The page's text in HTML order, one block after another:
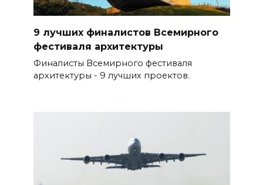
9 лучших финалистов Всемирного
фестиваля архитектуры
Финалисты Всемирного фестиваля
архитектуры - 9 лучших проектов.